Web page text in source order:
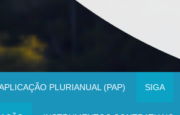
PLURIANUAL (PAP) SIGA